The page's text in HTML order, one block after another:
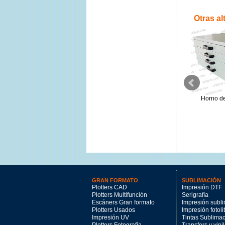
Otras
Carrusel SPM-606 Micrometrico
Horno
GRAN FORMATO
Plotters CAD
Plotters Multifunción
Escáners Gran formato
Plotters Usados
Impresión UV
SUBLIMACIÓN
Impresión DTF
Serigrafía
Impresión
Impresión
Tintas